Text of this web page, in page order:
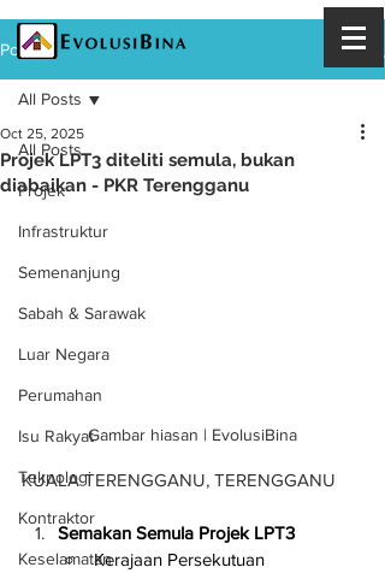
Post
All Posts
Projek
Infrastruktur
Semenanjung
Sabah & Sarawak
Luar Negara
Perumahan
Isu Rakyat
Teknologi
Kontraktor
Keselamatan
All Posts
Projek LPT3 diteliti semula, bukan
diabaikan - PKR Terengganu
Oct 25, 2025
Gambar hiasan | EvolusiBina
KUALA TERENGGANU, TERENGGANU
Semakan Semula Projek LPT3
Kerajaan Persekutuan